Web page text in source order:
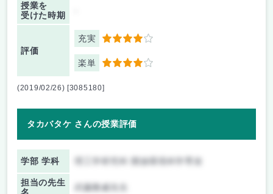
授業を
受けた時期
評価
充実 4
楽単 4
(2019/02/26) [3085180]
タカバタケ さんの授業評価
学部 学科 理工学研究科 開放環境科学専攻
担当の先生
武藤雅威先生